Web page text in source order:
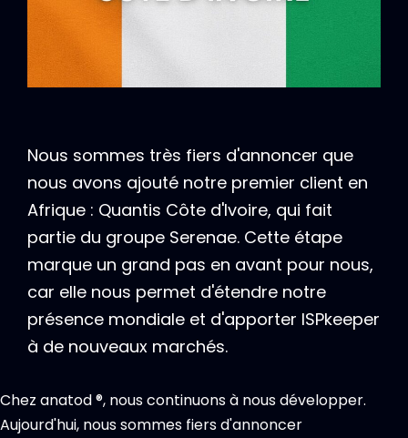
Nous sommes très fiers d'annoncer que
nous avons ajouté notre premier client en
Afrique : Quantis Côte d'Ivoire, qui fait
partie du groupe Serenae. Cette étape
marque un grand pas en avant pour nous,
car elle nous permet d'étendre notre
présence mondiale et d'apporter ISPkeeper
à de nouveaux marchés.
Chez anatod ®, nous continuons à nous développer.
Aujourd'hui, nous sommes fiers d'annoncer